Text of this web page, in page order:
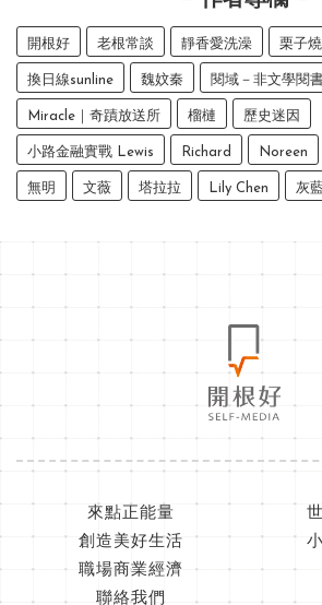
開根好 老根常談 靜香愛洗澡 栗子
換日線sunline 魏妏秦 閱域－非文學閱
Miracle｜奇蹟放送所 榴槤 歷史迷因
小路金融實戰 Lewis Richard Noreen
無明 文薇 塔拉拉 Lily Chen 灰藍
來點正能量
創造美好生活
職場商業經濟
聯絡我們